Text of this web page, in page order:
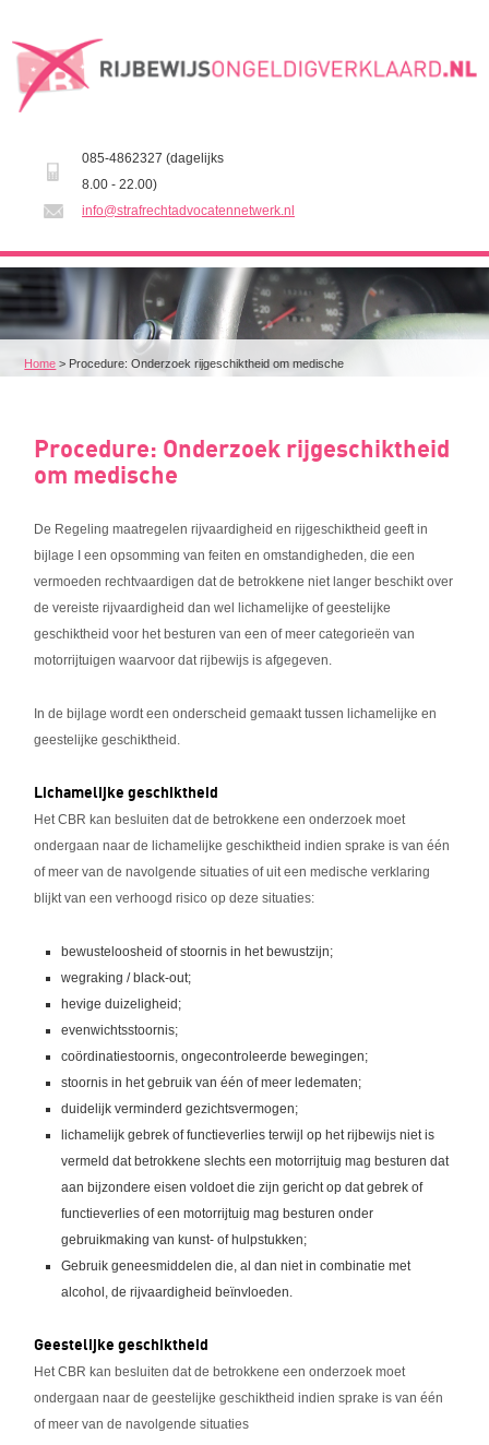
085-4862327 (dagelijks
8.00 - 22.00)
info@strafrechtadvocatennetwerk.nl
Home > Procedure: Onderzoek rijgeschiktheid om medische
Procedure: Onderzoek rijgeschiktheid
om medische
De Regeling maatregelen rijvaardigheid en rijgeschiktheid geeft in
bijlage I een opsomming van feiten en omstandigheden, die een
vermoeden rechtvaardigen dat de betrokkene niet langer beschikt over
de vereiste rijvaardigheid dan wel lichamelijke of geestelijke
geschiktheid voor het besturen van een of meer categorieën van
motorrijtuigen waarvoor dat rijbewijs is afgegeven.
In de bijlage wordt een onderscheid gemaakt tussen lichamelijke en
geestelijke geschiktheid.
Lichamelijke geschiktheid
Het CBR kan besluiten dat de betrokkene een onderzoek moet
ondergaan naar de lichamelijke geschiktheid indien sprake is van één
of meer van de navolgende situaties of uit een medische verklaring
blijkt van een verhoogd risico op deze situaties:
bewusteloosheid of stoornis in het bewustzijn;
wegraking / black-out;
hevige duizeligheid;
evenwichtsstoornis;
coördinatiestoornis, ongecontroleerde bewegingen;
stoornis in het gebruik van één of meer ledematen;
duidelijk verminderd gezichtsvermogen;
lichamelijk gebrek of functieverlies terwijl op het rijbewijs niet is
vermeld dat betrokkene slechts een motorrijtuig mag besturen dat
aan bijzondere eisen voldoet die zijn gericht op dat gebrek of
functieverlies of een motorrijtuig mag besturen onder
gebruikmaking van kunst- of hulpstukken;
Gebruik geneesmiddelen die, al dan niet in combinatie met
alcohol, de rijvaardigheid beïnvloeden.
Geestelijke geschiktheid
Het CBR kan besluiten dat de betrokkene een onderzoek moet
ondergaan naar de geestelijke geschiktheid indien sprake is van één
of meer van de navolgende situaties